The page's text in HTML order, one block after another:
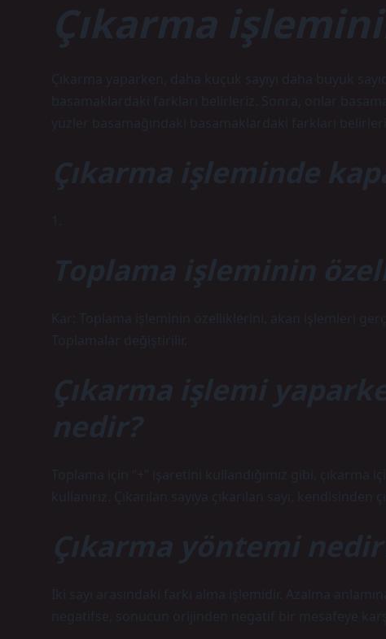
Çıkarma
Çıkarma yaparken, daha küçük sayıyı daha büyük
basamaklardaki farkları belirleriz. Sonra, onlar
yüzler basamağındaki basamaklardaki farkları
Çıkarma işleminde
Toplama işleminin
Kar: Toplama işleminin özelliklerini, akan işlemleri
Toplamalar değiştirilir.
Çıkarma işlemi
nedir?
Toplama için “+” işaretini kullandığımız gibi, çıkarma
kullanırız. Çıkarılan sayıya çıkarılan sayı, kendisinden
Çıkarma yöntemi
İki sayı arasındaki farkı alma işlemidir. Azalma
negatifse, sonucun orijinden negatif bir mesafeye